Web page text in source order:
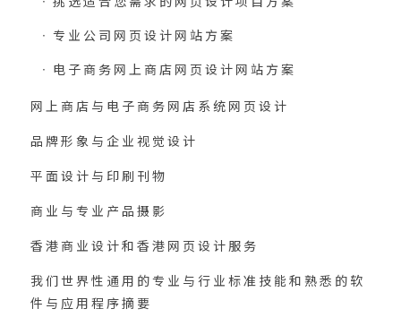
专业公司网页设计网站方案
电子商务网上商店网页设计网站方案
网上商店与电子商务网店系统网页设计
品牌形象与企业视觉设计
平面设计与印刷刊物
商业与专业产品摄影
香港商业设计和香港网页设计服务
我们世界性通用的专业与行业标准技能和熟悉的软
件与应用程序摘要